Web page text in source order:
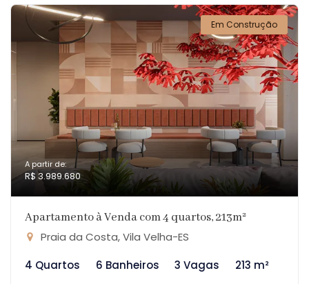
Em Construção
A partir de:
R$ 3.989.680
Apartamento à Venda com 4 quartos, 213m²
Praia da Costa, Vila Velha-ES
4 Quartos
6 Banheiros 3 Vagas 213 m²